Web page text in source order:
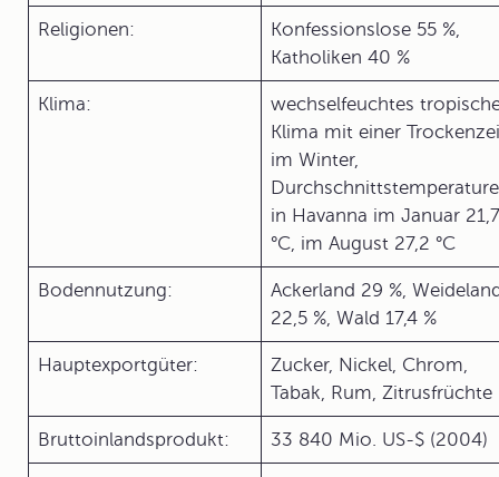
Religionen:
Konfessionslose 55 %,
Katholiken 40 %
Klima:
wechselfeuchtes
Klima mit einer
im Winter,
in Havanna im Januar 21,7
°C, im August 27,2 °C
Bodennutzung:
Ackerland 29 %,
22,5 %, Wald 17,4 %
Hauptexportgüter:
Zucker, Nickel, Chrom,
Tabak, Rum, Zitrusfrüchte
Bruttoinlandsprodukt: 33 840 Mio. US-$ (2004)